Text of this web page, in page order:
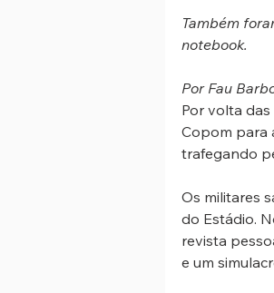
Também
notebook.
Por Fau
Por volta
Copom para
trafegando
Os militares
do Estádio.
revista
e um